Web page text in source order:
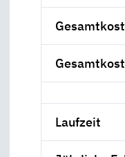
Laufzeit